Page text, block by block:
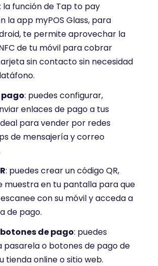
: la función de Tap to pay
la app myPOS Glass, para
te permite aprovechar la
de tu móvil para cobrar
sin contacto sin necesidad
pago: puedes configurar,
enlaces de pago a tus
para vender por redes
de mensajería y correo
: puedes crear un código QR,
muestra en tu pantalla para que
con su móvil y acceda a
de pago.
de pago: puedes
pasarela o botones de pago de
tienda online o sitio web.